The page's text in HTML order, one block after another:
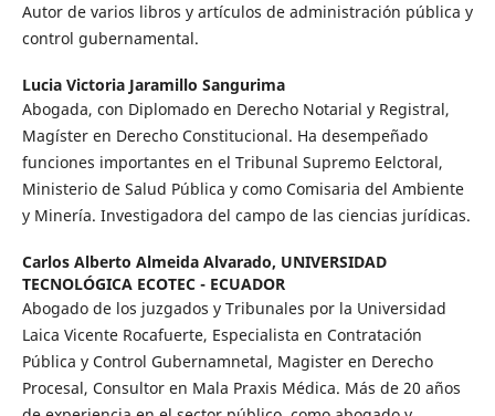
Autor de varios libros y artículos de administración pública y
control gubernamental.
Lucia Victoria Jaramillo Sangurima
Abogada, con Diplomado en Derecho Notarial y Registral,
Magíster en Derecho Constitucional. Ha desempeñado
funciones importantes en el Tribunal Supremo Eelctoral,
Ministerio de Salud Pública y como Comisaria del Ambiente
y Minería. Investigadora del campo de las ciencias jurídicas.
Carlos Alberto Almeida Alvarado, UNIVERSIDAD
TECNOLÓGICA ECOTEC - ECUADOR
Abogado de los juzgados y Tribunales por la Universidad
Laica Vicente Rocafuerte, Especialista en Contratación
Pública y Control Gubernamnetal, Magister en Derecho
Procesal, Consultor en Mala Praxis Médica. Más de 20 años